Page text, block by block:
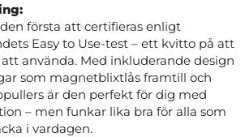
första att certifieras enligt
Easy to Use-test – ett kvitto på att
använda. Med inkluderande design
som magnetblixtlås framtill och
är den perfekt för dig med
– men funkar lika bra för alla som
i vardagen.